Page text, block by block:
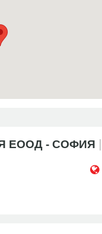
ЕООД - СОФИЯ